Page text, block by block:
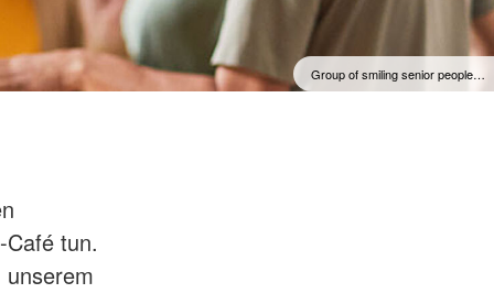
Group of smiling senior people…
tun.